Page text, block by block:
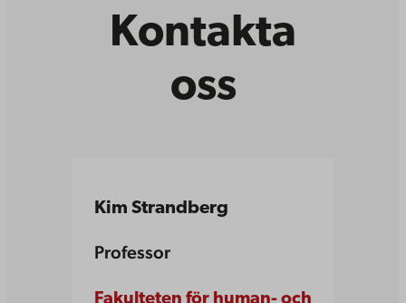
Kontakta
oss
Kim Strandberg
Professor